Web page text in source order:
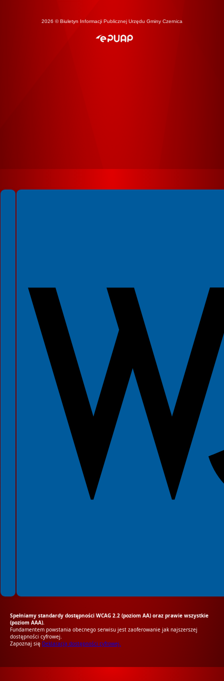
2026 © Biuletyn Informacji Publicznej Urzędu Gminy Czernica
Spełniamy standardy WCAG 2.2
Spełniamy standardy W3C
Spełniamy standardy dostępności WCAG 2.2 (poziom AA) oraz prawie wszystkie
(poziom AAA).
Fundamentem powstania obecnego serwisu jest zaoferowanie jak najszerszej
dostępności cyfrowej.
Zapoznaj się Deklaracją dostępności cyfrowej.